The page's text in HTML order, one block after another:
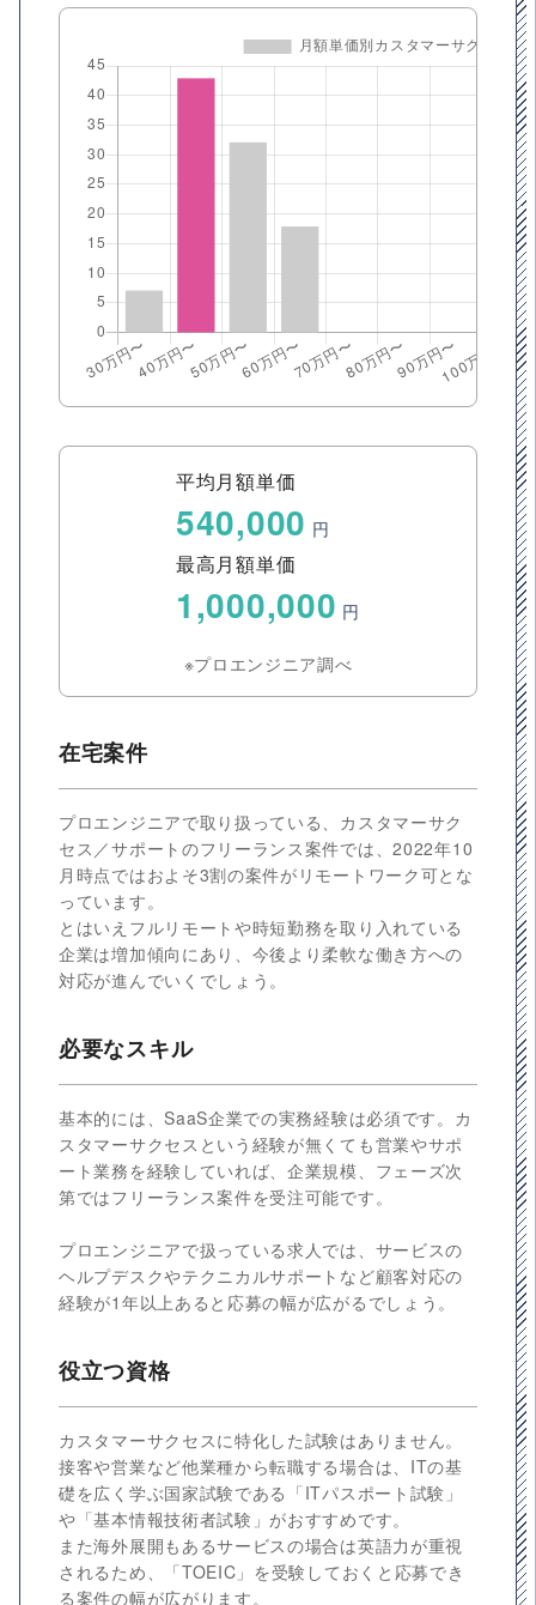
平均月額単価
540,000 円
最高月額単価
1,000,000 円
※プロエンジニア調べ
在宅案件
プロエンジニアで取り扱っている、カスタマーサク
セス／サポートのフリーランス案件では、2022年10
月時点ではおよそ3割の案件がリモートワーク可とな
っています。
とはいえフルリモートや時短勤務を取り入れている
企業は増加傾向にあり、今後より柔軟な働き方への
対応が進んでいくでしょう。
必要なスキル
基本的には、SaaS企業での実務経験は必須です。カ
スタマーサクセスという経験が無くても営業やサポ
ート業務を経験していれば、企業規模、フェーズ次
第ではフリーランス案件を受注可能です。
プロエンジニアで扱っている求人では、サービスの
ヘルプデスクやテクニカルサポートなど顧客対応の
経験が1年以上あると応募の幅が広がるでしょう。
役立つ資格
カスタマーサクセスに特化した試験はありません。
接客や営業など他業種から転職する場合は、ITの基
礎を広く学ぶ国家試験である「ITパスポート試験」
や「基本情報技術者試験」がおすすめです。
また海外展開もあるサービスの場合は英語力が重視
されるため、「TOEIC」を受験しておくと応募でき
る案件の幅が広がります。